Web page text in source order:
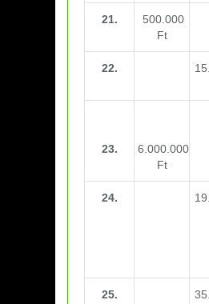
21.
500.000
Ft
22.
23.
6.000.000
Ft
24.
25.